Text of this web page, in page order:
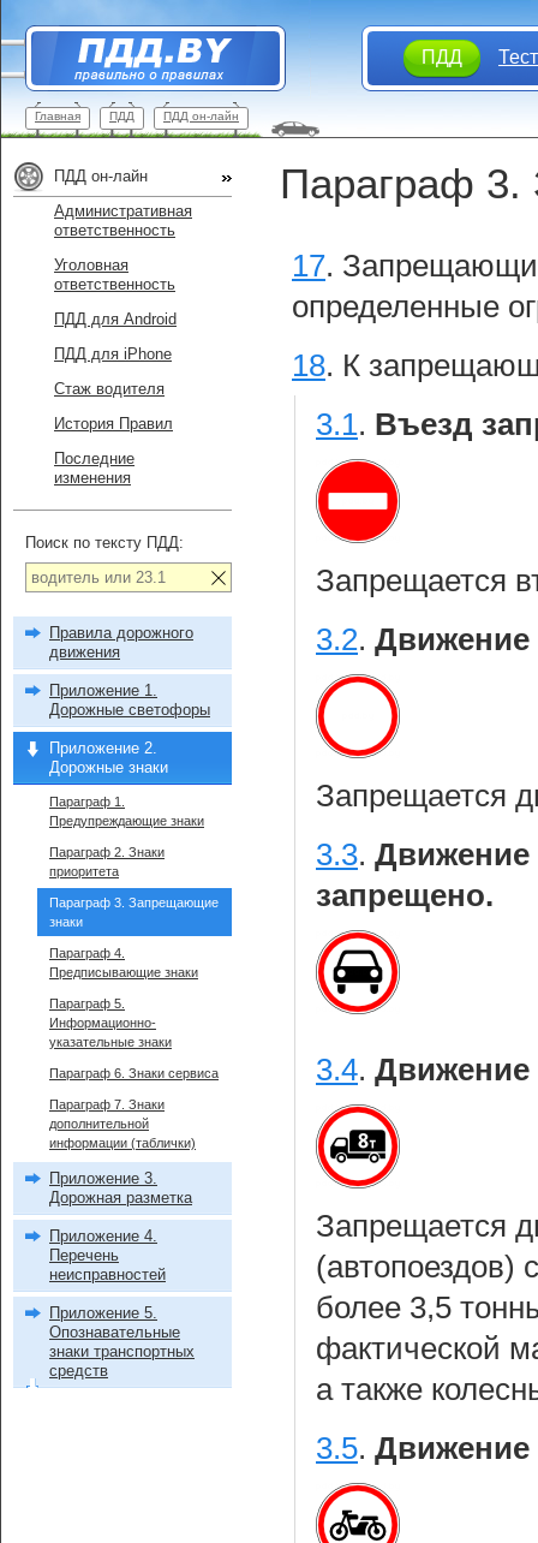
ПДД
Главная ПДД ПДД он-лайн
Параграф
17.
определенные
18. К
3.1. Въезд
Запрещается
3.2. Движение
Запрещается
3.3. Движение
запрещено.
3.4. Движение
Запрещается
(автопоездов)
более 3,5
фактической
а также
3.5. Движение
ПДД он-лайн
Административная
ответственность
Уголовная
ответственность
ПДД для Android
ПДД для iPhone
Стаж водителя
История Правил
Последние
изменения
Поиск по тексту ПДД:
Правила дорожного
движения
Приложение 1.
Дорожные светофоры
Приложение 2.
Дорожные знаки
Параграф 1.
Предупреждающие знаки
Параграф 2. Знаки
приоритета
Параграф 3. Запрещающие
знаки
Параграф 4.
Предписывающие знаки
Параграф 5.
Информационно-
указательные знаки
Параграф 6. Знаки сервиса
Параграф 7. Знаки
дополнительной
информации (таблички)
Приложение 3.
Дорожная разметка
Приложение 4.
Перечень
неисправностей
Приложение 5.
Опознавательные
знаки транспортных
средств